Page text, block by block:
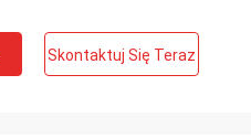
Skontaktuj Się Teraz